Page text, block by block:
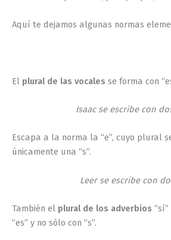
Aquí te dejamos algunas normas
El plural de las vocales se forma con
Isaac se escribe con
Escapa a la norma la “e”, cuyo plural
únicamente una “s”.
Leer se escribe con
También el plural de los adverbios
“es” y no sólo con “s”.